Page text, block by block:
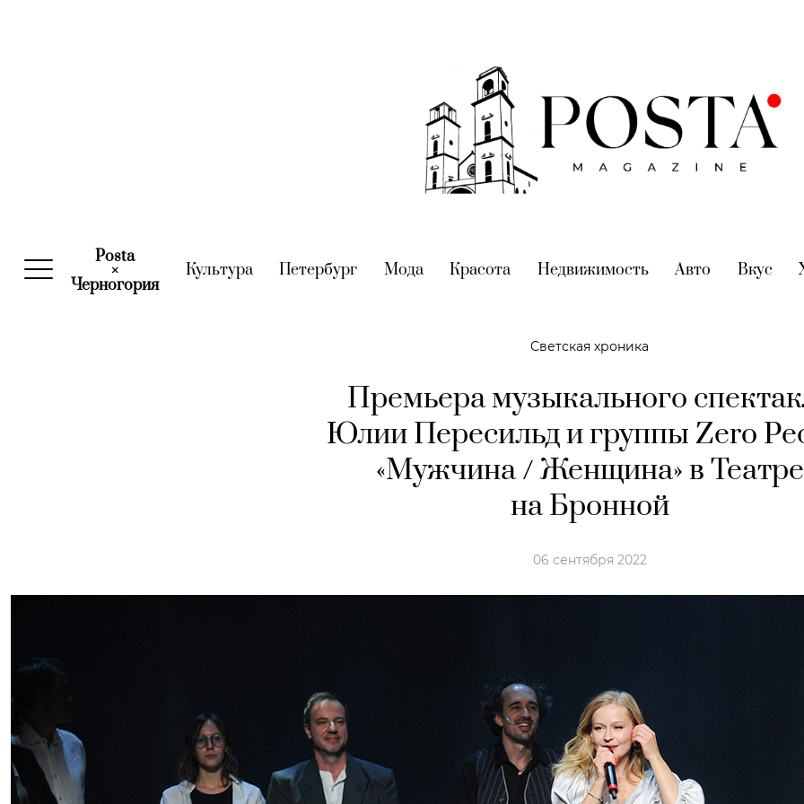
Posta
×
Черногория(current)
Культура(current)
Петербург (current)
Мода(current)
Красота (current)
Недвижимость(current)
Авто (current)
Вкус
Светская хроника
Премьера музыкального
Юлии Пересильд и группы Zero
«Мужчина / Женщина» в Театре
на Бронной
06 сентября 2022